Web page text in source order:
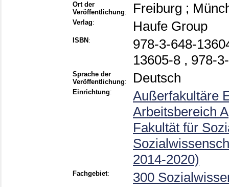
Ort der
Veröffentlichung: Freiburg ;
Verlag: Haufe Group
ISBN :
978-3-648-
13605-8 , 978-
Sprache der
Veröffentlichung: Deutsch
Einrichtung:
Außerfakultäre
Arbeitsbereich A
Fakultät für
2014-2020)
Fachgebiet: 300